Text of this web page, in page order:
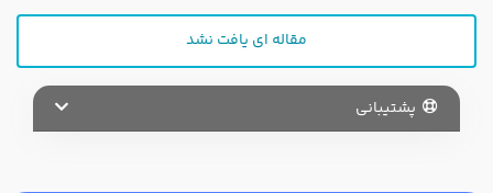
مقاله ای یافت نشد
پشتیبانی